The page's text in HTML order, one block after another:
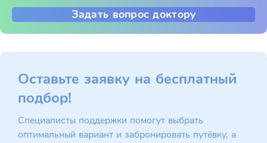
Задать вопрос доктору
Оставьте заявку на бесплатный
подбор!
Специалисты поддержки помогут выбрать
оптимальный вариант и забронировать путёвку, а